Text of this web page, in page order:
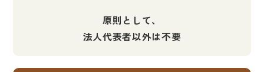
原則として、
法人代表者以外は不要